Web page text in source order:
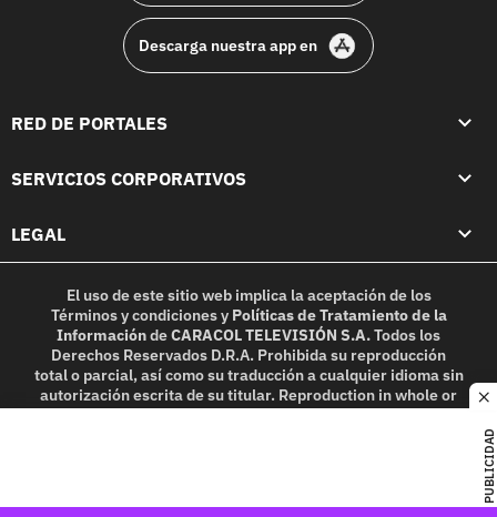
PUBLICIDAD
Descarga nuestra app en
RED DE PORTALES
SERVICIOS CORPORATIVOS
LEGAL
El uso de este sitio web implica la aceptación de los
Términos y condicionesy Políticas de Tratamiento de la
InformacióndeCARACOL TELEVISIÓN S.A.Todos los
Derechos Reservados D.R.A. Prohibida su reproducción
total o parcial, así como su traducción a cualquier idioma sin
autorización escrita de su titular. Reproduction in whole or
in part, or translation without written permission is